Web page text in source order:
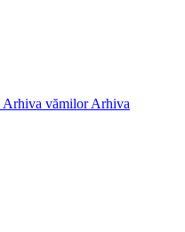
Arhiva vămilor Arhiva